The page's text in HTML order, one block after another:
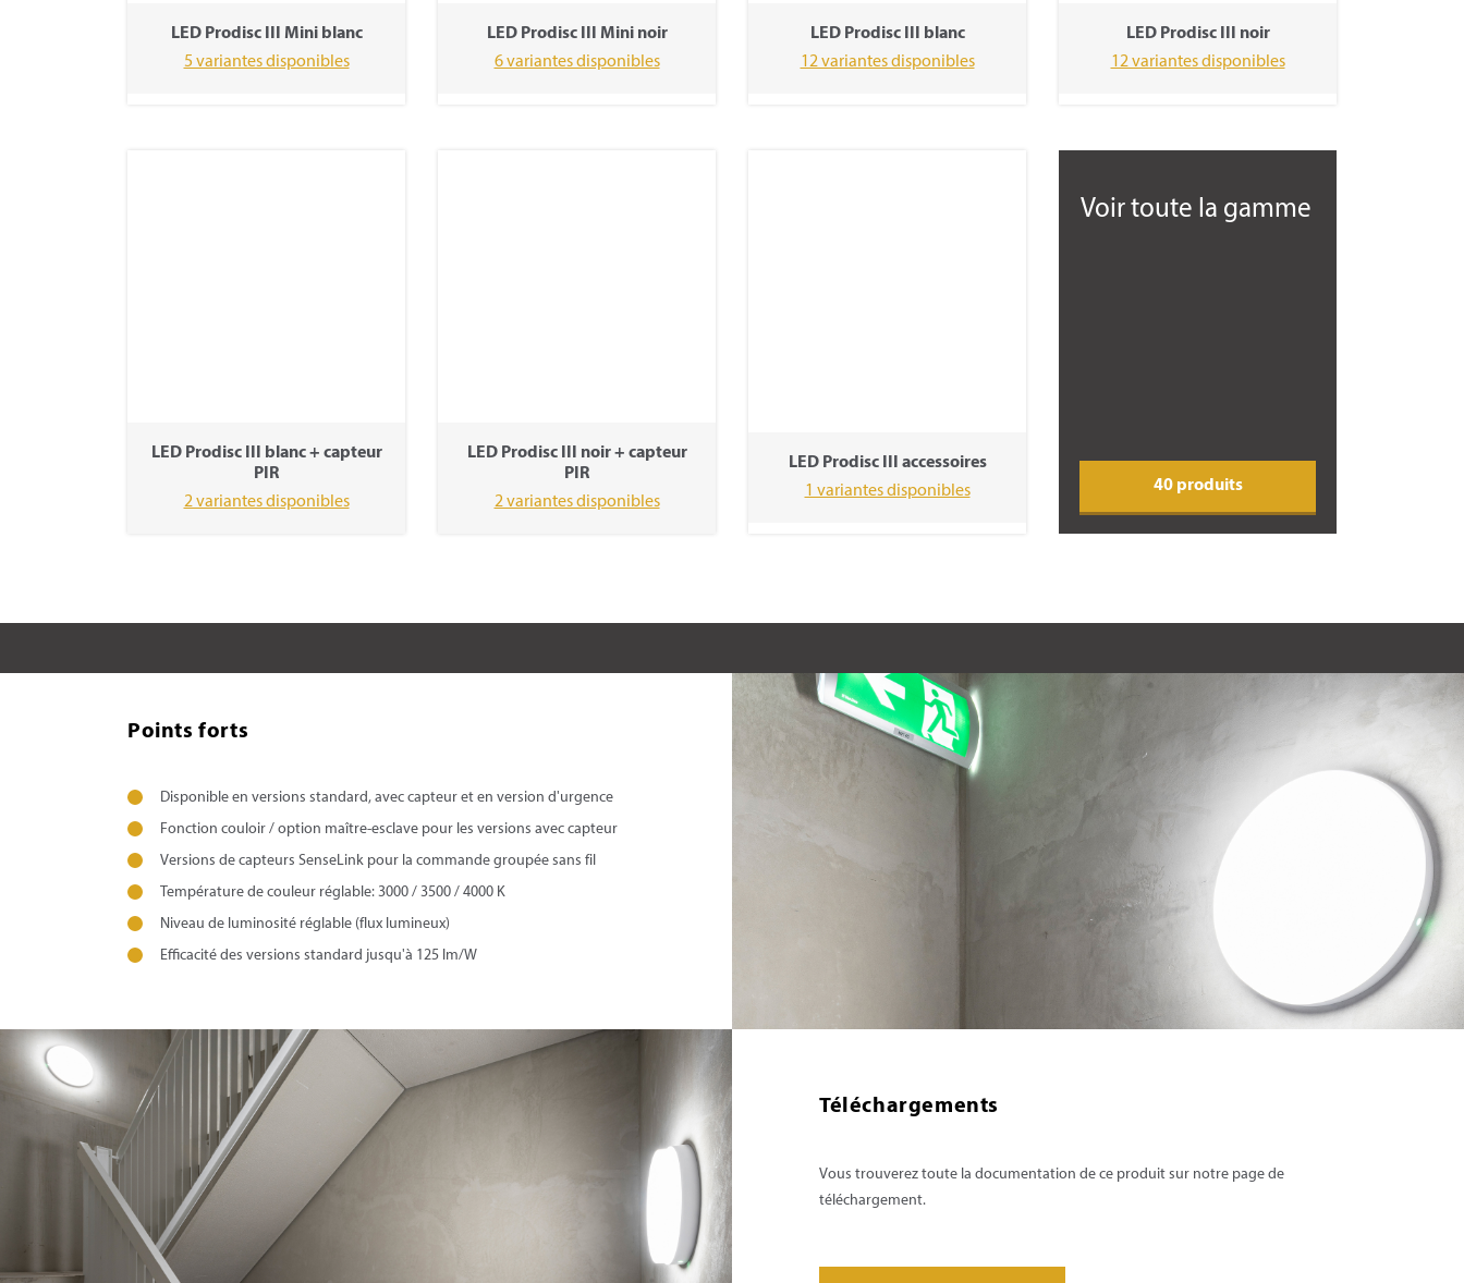
LED Prodisc III Mini blanc
5 variantes disponibles
LED Prodisc III Mini noir
6 variantes disponibles
LED Prodisc III blanc
12 variantes disponibles
LED Prodisc III noir
12 variantes disponibles
LED Prodisc III blanc + capteur
PIR
2 variantes disponibles
LED Prodisc III noir + capteur
PIR
2 variantes disponibles
LED Prodisc III accessoires
1 variantes disponibles
Voir toute la gamme
40 produits
Points forts
Disponible en versions standard, avec capteur et en version d'urgence
Fonction couloir / option maître-esclave pour les versions avec capteur
Versions de capteurs SenseLink pour la commande groupée sans fil
Température de couleur réglable: 3000 / 3500 / 4000 K
Niveau de luminosité réglable (flux lumineux)
Efficacité des versions standard jusqu'à 125 lm/W
Téléchargements
Vous trouverez toute la documentation de ce produit sur notre page de
téléchargement.